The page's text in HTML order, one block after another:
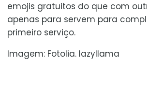
emojis gratuitos do que com
apenas para servem para
primeiro serviço.
Imagem: Fotolia. lazyllama